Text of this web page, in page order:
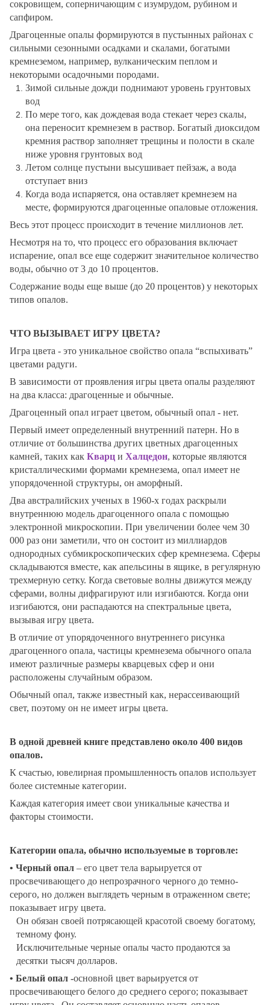
сокровищем, соперничающим с изумрудом, рубином и
сапфиром.
Драгоценные опалы формируются в пустынных районах с
сильными сезонными осадками и скалами, богатыми
кремнеземом, например, вулканическим пеплом и
некоторыми осадочными породами.
Зимой сильные дожди поднимают уровень грунтовых
вод
По мере того, как дождевая вода стекает через скалы,
она переносит кремнезем в раствор. Богатый диоксидом
кремния раствор заполняет трещины и полости в скале
ниже уровня грунтовых вод
Летом солнце пустыни высушивает пейзаж, а вода
отступает вниз
Когда вода испаряется, она оставляет кремнезем на
месте, формируются драгоценные опаловые отложения.
Весь этот процесс происходит в течение миллионов лет.
Несмотря на то, что процесс его образования включает
испарение, опал все еще содержит значительное количество
воды, обычно от 3 до 10 процентов.
Содержание воды еще выше (до 20 процентов) у некоторых
типов опалов.
ЧТО ВЫЗЫВАЕТ ИГРУ ЦВЕТА?
Игра цвета - это уникальное свойство опала “вспыхивать”
цветами радуги.
В зависимости от проявления игры цвета опалы разделяют
на два класса: драгоценные и обычные.
Драгоценный опал играет цветом, обычный опал - нет.
Первый имеет определенный внутренний патерн. Но в
отличие от большинства других цветных драгоценных
камней, таких как Кварц и Халцедон, которые являются
кристаллическими формами кремнезема, опал имеет не
упорядоченной структуры, он аморфный.
Два австралийских ученых в 1960-х годах раскрыли
внутреннюю модель драгоценного опала с помощью
электронной микроскопии. При увеличении более чем 30
000 раз они заметили, что он состоит из миллиардов
однородных субмикроскопических сфер кремнезема. Сферы
складываются вместе, как апельсины в ящике, в регулярную
трехмерную сетку. Когда световые волны движутся между
сферами, волны дифрагируют или изгибаются. Когда они
изгибаются, они распадаются на спектральные цвета,
вызывая игру цвета.
В отличие от упорядоченного внутреннего рисунка
драгоценного опала, частицы кремнезема обычного опала
имеют различные размеры кварцевых сфер и они
расположены случайным образом.
Обычный опал, также известный как, нерассеивающий
свет, поэтому он не имеет игры цвета.
В одной древней книге представлено около 400 видов
опалов.
К счастью, ювелирная промышленность опалов использует
более системные категории.
Каждая категория имеет свои уникальные качества и
факторы стоимости.
Категории опала, обычно используемые в торговле:
• Черный опал – его цвет тела варьируется от
просвечивающего до непрозрачного черного до темно-
серого, но должен выглядеть черным в отраженном свете;
показывает игру цвета.
Он обязан своей потрясающей красотой своему богатому,
темному фону.
Исключительные черные опалы часто продаются за
десятки тысяч долларов.
• Белый опал -основной цвет варьируется от
просвечивающего белого до среднего серого; показывает